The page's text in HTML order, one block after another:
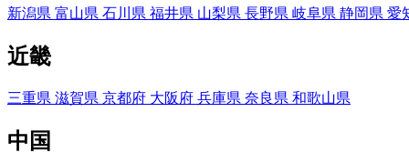
新潟県 富山県 石川県 福井県 山梨県 長野県 岐阜県 静岡県 愛
近畿
三重県 滋賀県 京都府 大阪府 兵庫県 奈良県 和歌山県
中国